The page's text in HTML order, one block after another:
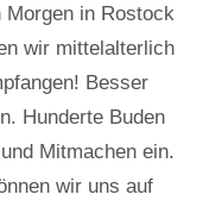
in Rostock
wir mittelalterlich
Besser
Hunderte Buden
Mitmachen ein.
wir uns auf